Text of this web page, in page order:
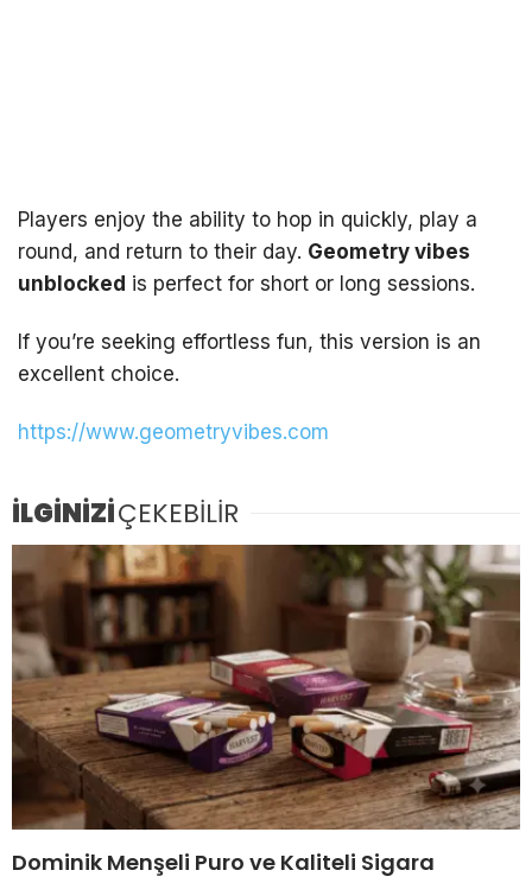
Players enjoy the ability to hop in quickly, play a
round, and return to their day. Geometry vibes
unblocked is perfect for short or long sessions.
If you’re seeking effortless fun, this version is an
excellent choice.
https://www.geometryvibes.com
İLGİNİZİÇEKEBİLİR
Dominik Menşeli Puro ve Kaliteli Sigara